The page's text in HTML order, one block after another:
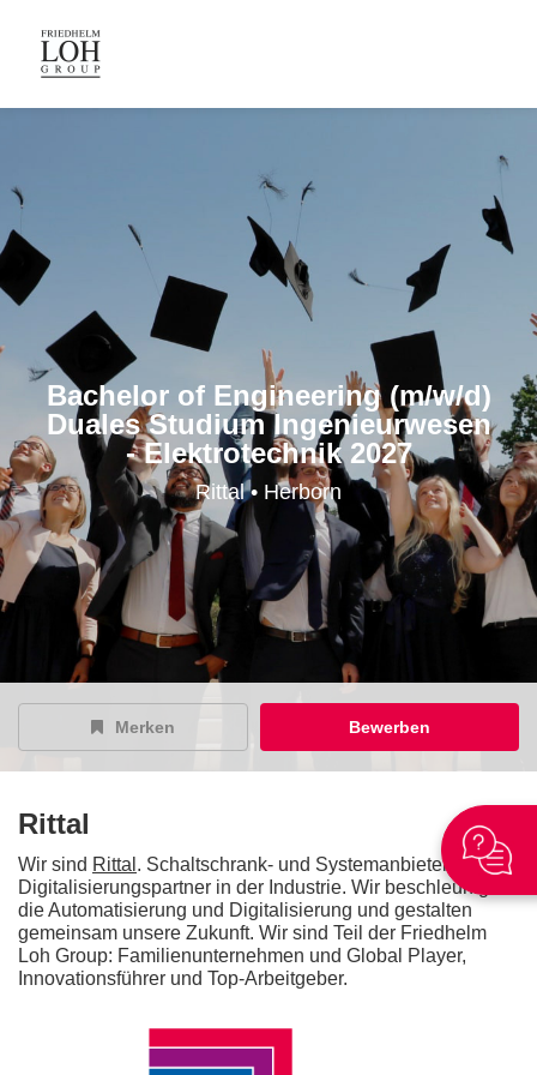
Bachelor of Engineering (m/w/d)
Duales Studium Ingenieurwesen
- Elektrotechnik 2027
Rittal • Herborn
Merken Bewerben
Rittal
Wir sind Rittal . Schaltschrank- und Systemanbieter und
Digitalisierungspartner in der Industrie. Wir beschleunigen
die Automatisierung und Digitalisierung und gestalten
gemeinsam unsere Zukunft. Wir sind Teil der Friedhelm
Loh Group: Familienunternehmen und Global Player,
Innovationsführer und Top-Arbeitgeber.